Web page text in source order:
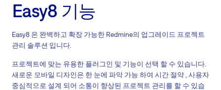
Easy8 기능
Easy8 은 완벽하고 확장 가능한 Redmine의 업그레이드 프로젝트
관리 솔루션 입니다.
프로젝트에 맞는 유용한 플러그인 및 기능이 선택 할 수 있습니다.
새로운 모바일 디자인은 한 눈에 파악 가능 하여 시간 절약 , 사용자
중심적으로 설계 되어 소통이 향상된 프로젝트 관리를 할 수 있습